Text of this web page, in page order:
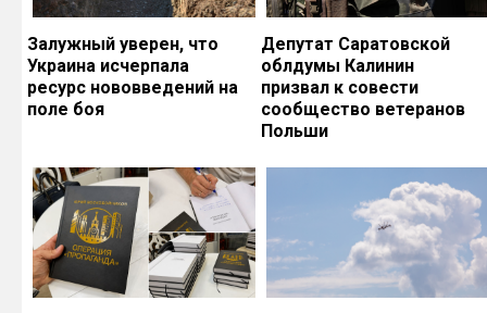
Залужный уверен, что
Украина исчерпала
ресурс нововведений на
поле боя
Депутат Саратовской
облдумы Калинин
призвал к совести
сообщество ветеранов
Польши